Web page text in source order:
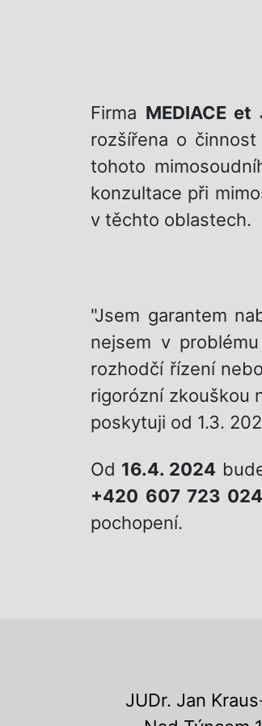
Firma MEDIACE et
rozšířena o činnost
tohoto
konzultace při
v těchto oblastech.
"Jsem garantem
nejsem v
rozhodčí řízení
rigorózní zkouškou
poskytuji od 1.3.
Od 16.4. 2024
+420 607 723 024
pochopení.
JUDr. Jan